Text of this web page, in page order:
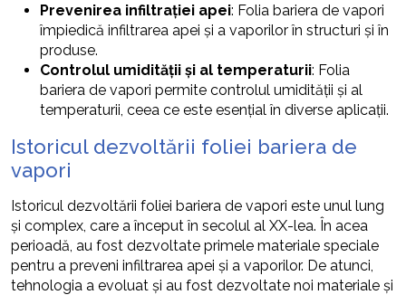
Prevenirea infiltrației apei: Folia bariera de vapori
împiedică infiltrarea apei și a vaporilor în structuri și în
produse.
Controlul umidității și al temperaturii: Folia
bariera de vapori permite controlul umidității și al
temperaturii, ceea ce este esențial în diverse aplicații.
Istoricul dezvoltării foliei bariera de
vapori
Istoricul dezvoltării foliei bariera de vapori este unul lung
și complex, care a început în secolul al XX-lea. În acea
perioadă, au fost dezvoltate primele materiale speciale
pentru a preveni infiltrarea apei și a vaporilor. De atunci,
tehnologia a evoluat și au fost dezvoltate noi materiale și